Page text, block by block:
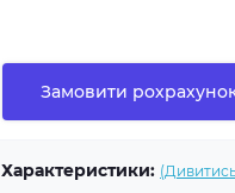
Замовити
Характеристики: